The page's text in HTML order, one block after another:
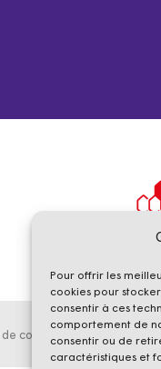
Pour offrir les
cookies pour
consentir à ces
comportement de
consentir ou de
caractéristiques et
confidentialité Cookies